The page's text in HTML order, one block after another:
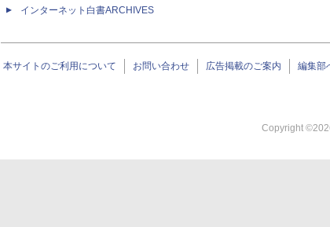
インターネット白書ARCHIVES
本サイトのご利用について お問い合わせ 広告掲載のご案内 編集部
Copyright ©